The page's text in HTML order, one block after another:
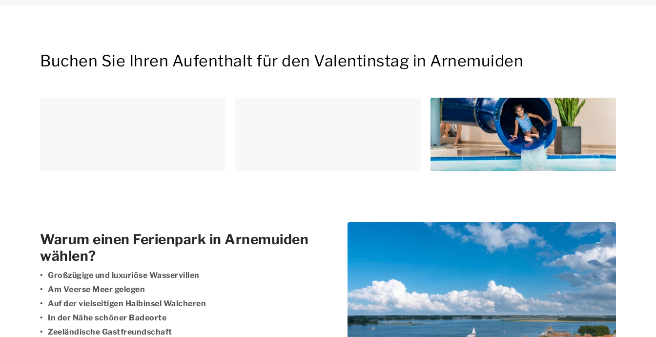
Buchen Sie Ihren Aufenthalt für den Valentinstag in Arnemuiden
Warum einen Ferienpark in Arnemuiden
wählen?
Großzügige und luxuriöse Wasservillen
Am Veerse Meer gelegen
Auf der vielseitigen Halbinsel Walcheren
In der Nähe schöner Badeorte
Zeeländische Gastfreundschaft